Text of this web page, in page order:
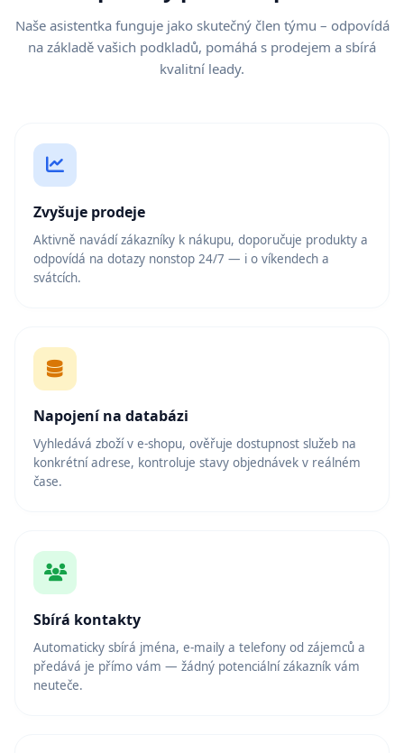
Naše asistentka funguje jako skutečný člen týmu – odpovídá
na základě vašich podkladů, pomáhá s prodejem a sbírá
kvalitní leady.
Zvyšuje prodeje
Aktivně navádí zákazníky k nákupu, doporučuje produkty a
odpovídá na dotazy nonstop 24/7 — i o víkendech a
svátcích.
Napojení na databázi
Vyhledává zboží v e-shopu, ověřuje dostupnost služeb na
konkrétní adrese, kontroluje stavy objednávek v reálném
čase.
Sbírá kontakty
Automaticky sbírá jména, e-maily a telefony od zájemců a
předává je přímo vám — žádný potenciální zákazník vám
neuteče.